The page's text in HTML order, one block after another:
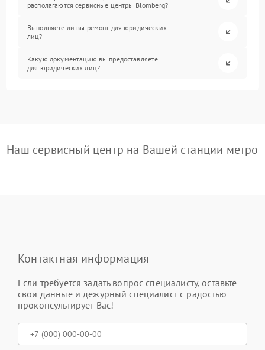
располагаются сервисные центры Blomberg?
Выполняете ли вы ремонт для юридических
лиц?
Какую документацию вы предоставляете
для юридических лиц?
Наш сервисный центр на Вашей станции метро
Контактная информация
Если требуется задать вопрос специалисту, оставьте
свои данные и дежурный специалист с радостью
проконсультирует Вас!